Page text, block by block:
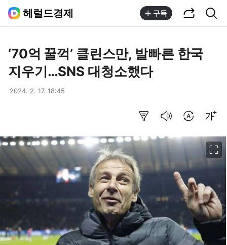
헤럴드경제 구독
‘70억 꿀꺽’ 클린스만, 발빠른 한국
지우기…SNS 대청소했다
2024. 2. 17. 18:45